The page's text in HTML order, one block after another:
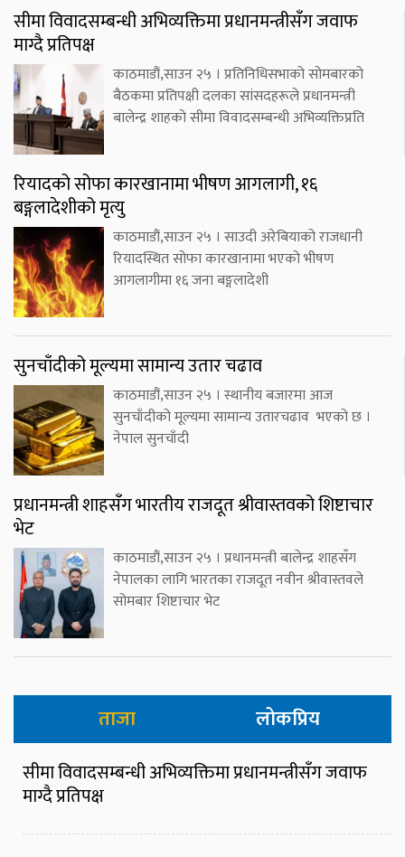
सीमा विवादसम्बन्धी अभिव्यक्तिमा प्रधानमन्त्रीसँग जवाफ
माग्दै प्रतिपक्ष
काठमाडौं,साउन २५ । प्रतिनिधिसभाको सोमबारको
बैठकमा प्रतिपक्षी दलका सांसदहरूले प्रधानमन्त्री
बालेन्द्र शाहको सीमा विवादसम्बन्धी अभिव्यक्तिप्रति
रियादको सोफा कारखानामा भीषण आगलागी, १६
बङ्गलादेशीको मृत्यु
काठमाडौं,साउन २५ । साउदी अरेबियाको राजधानी
रियादस्थित सोफा कारखानामा भएको भीषण
आगलागीमा १६ जना बङ्गलादेशी
सुनचाँदीको मूल्यमा सामान्य उतार चढाव
काठमाडौं,साउन २५ । स्थानीय बजारमा आज
सुनचाँदीको मूल्यमा सामान्य उतारचढाव भएको छ ।
नेपाल सुनचाँदी
प्रधानमन्त्री शाहसँग भारतीय राजदूत श्रीवास्तवको शिष्टाचार
भेट
काठमाडौं,साउन २५ । प्रधानमन्त्री बालेन्द्र शाहसँग
नेपालका लागि भारतका राजदूत नवीन श्रीवास्तवले
सोमबार शिष्टाचार भेट
ताजा लोकप्रिय
सीमा विवादसम्बन्धी अभिव्यक्तिमा प्रधानमन्त्रीसँग जवाफ
माग्दै प्रतिपक्ष